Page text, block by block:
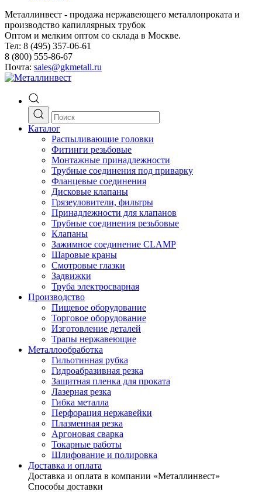
Металлинвест - продажа нержавеющего металлопроката и
производство капиллярных трубок
Оптом и мелким оптом со склада в Москве.
Тел: 8 (495) 357-06-61
8 (800) 555-86-67
Почта: sales@gkmetall.ru
Каталог
Распыливающие головки
Фитинги резьбовые
Монтажные принадлежности
Трубные соединения под приварку
Фланцевые соединения
Дисковые клапаны
Грязеуловители, фильтры
Принадлежности для клапанов
Трубные соединения резьбовые
Клапаны
Зажимное соединение CLAMP
Шаровые краны
Смотровые глазки
Задвижки
Труба электросварная
Производство
Пищевое оборудование
Торговое оборудование
Изготовление деталей
Трапы нержавеющие
Металлообработка
Гильотинная рубка
Гидроабразивная резка
Защитная пленка для проката
Лазерная резка
Гибка металла
Перфорация нержавейки
Плазменная резка
Аргоновая сварка
Токарные работы
Шлифование и полировка
Доставка и оплата
Доставка и оплата в компании «Металлинвест»
Способы доставки